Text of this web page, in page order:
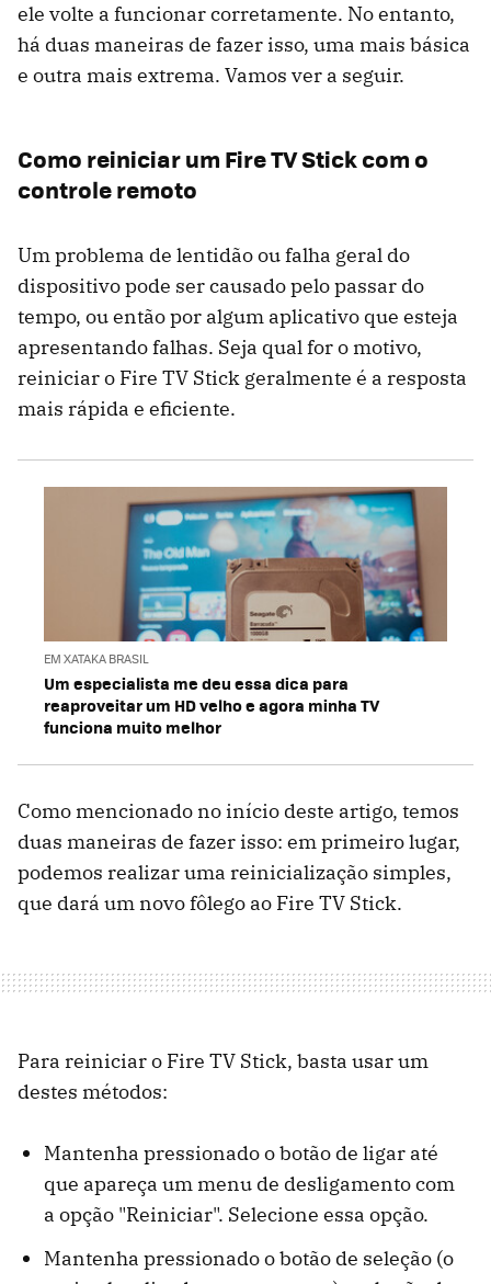
ele volte a funcionar corretamente. No entanto,
há duas maneiras de fazer isso, uma mais básica
e outra mais extrema. Vamos ver a seguir.
Como reiniciar um Fire TV Stick com o
controle remoto
Um problema de lentidão ou falha geral do
dispositivo pode ser causado pelo passar do
tempo, ou então por algum aplicativo que esteja
apresentando falhas. Seja qual for o motivo,
reiniciar o Fire TV Stick geralmente é a resposta
mais rápida e eficiente.
EM XATAKA BRASIL
Um especialista me deu essa dica para
reaproveitar um HD velho e agora minha TV
funciona muito melhor
Como mencionado no início deste artigo, temos
duas maneiras de fazer isso: em primeiro lugar,
podemos realizar uma reinicialização simples,
que dará um novo fôlego ao Fire TV Stick.
Para reiniciar o Fire TV Stick, basta usar um
destes métodos:
Mantenha pressionado o botão de ligar até
que apareça um menu de desligamento com
a opção "Reiniciar". Selecione essa opção.
Mantenha pressionado o botão de seleção (o